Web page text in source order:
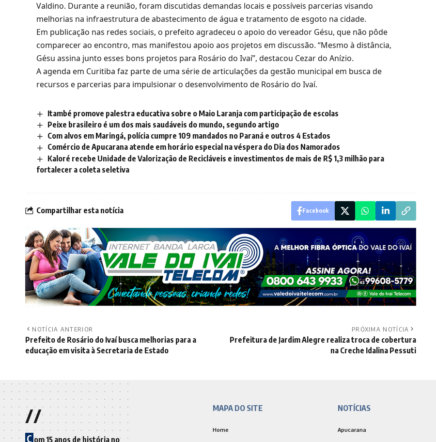
Valdino. Durante a reunião, foram discutidas demandas locais e possíveis parcerias visando
melhorias na infraestrutura de abastecimento de água e tratamento de esgoto na cidade.
Em publicação nas redes sociais, o prefeito agradeceu o apoio do vereador Gésu, que não pôde
comparecer ao encontro, mas manifestou apoio aos projetos em discussão. “Mesmo à distância,
Gésu assina junto esses bons projetos para Rosário do Ivaí”, destacou Cezar do Anízio.
A agenda em Curitiba faz parte de uma série de articulações da gestão municipal em busca de
recursos e parcerias para impulsionar o desenvolvimento de Rosário do Ivaí.
Itambé promove palestra educativa sobre o Maio Laranja com participação de escolas
Peixe brasileiro é um dos mais saudáveis do mundo, segundo artigo
Com alvos em Maringá, polícia cumpre 109 mandados no Paraná e outros 4 Estados
Comércio de Apucarana atende em horário especial na véspera do Dia dos Namorados
Kaloré recebe Unidade de Valorização de Recicláveis e investimentos de mais de R$ 1,3 milhão para
fortalecer a coleta seletiva
Compartilhar esta notícia Facebook
NOTÍCIA ANTERIOR
Prefeito de Rosário do Ivaí busca melhorias para a
educação em visita à Secretaria de Estado
PRÓXIMA NOTÍCIA
Prefeitura de Jardim Alegre realiza troca de cobertura
na Creche Idalina Pessuti
//
C om 15 anos de história no
MAPA DO SITE
Home
NOTÍCIAS
Apucarana